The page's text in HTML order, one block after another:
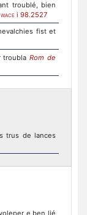
troublé, bien
WACE i 98.2527
fist et
troublaRom de
trus de lances
e ben lié